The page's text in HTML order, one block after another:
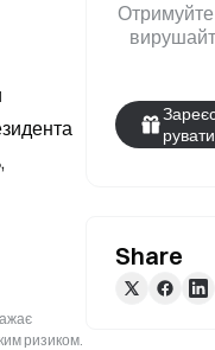
ризиком.
Отримуйте
Share